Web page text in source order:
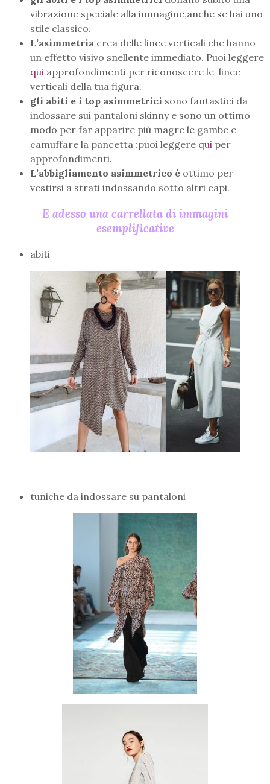
vibrazione speciale alla immagine,anche se hai uno
stile classico.
L’asimmetria crea delle linee verticali che hanno
un effetto visivo snellente immediato. Puoi leggere
qui approfondimenti per riconoscere le linee
verticali della tua figura.
gli abiti e i top asimmetrici sono fantastici da
indossare sui pantaloni skinny e sono un ottimo
modo per far apparire più magre le gambe e
camuffare la pancetta :puoi leggere qui per
approfondimenti.
L’abbigliamento asimmetrico è ottimo per
vestirsi a strati indossando sotto altri capi.
E adesso una carrellata di immagini
esemplificative
abiti
tuniche da indossare su pantaloni